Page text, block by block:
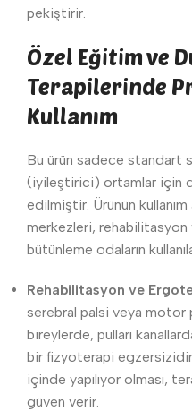
pekiştirir.
Özel Eğitim ve
Terapilerinde
Kullanım
Bu ürün sadece standart
(iyileştirici) ortamlar için
edilmiştir. Ürünün
merkezleri, rehabilitasyon
bütünleme odaların
Rehabilitasyon ve
serebral palsi veya motor
bireylerde, pulları
bir fizyoterapi egzersizidir.
içinde yapılıyor olması,
güven verir.